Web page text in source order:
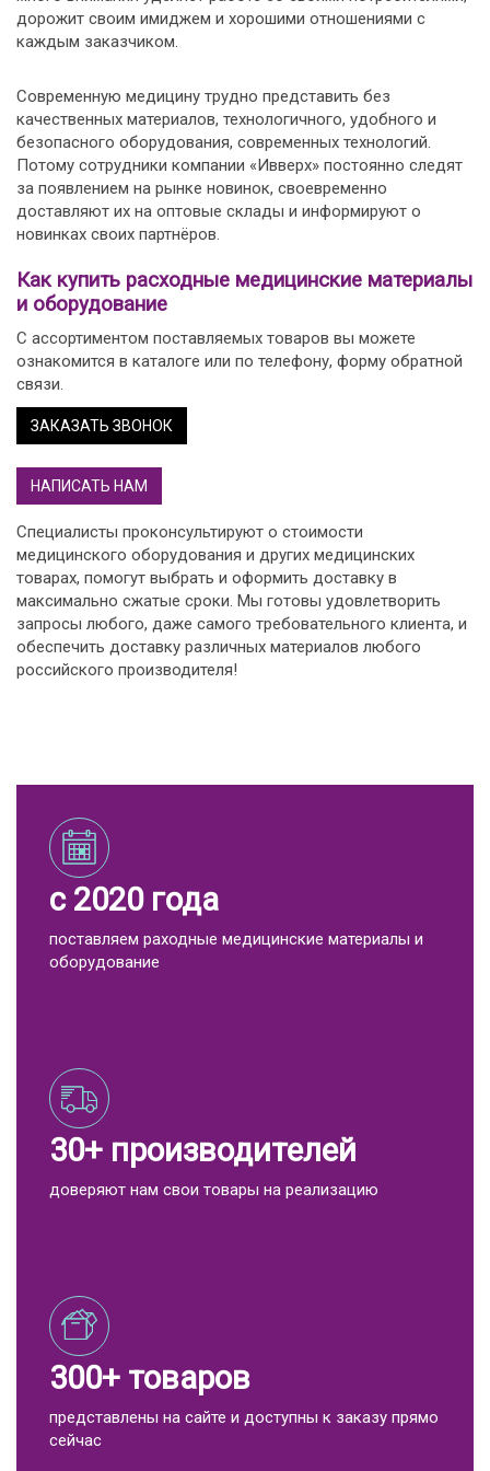
дорожит своим имиджем и хорошими отношениями с
каждым заказчиком.
Современную медицину трудно представить без
качественных материалов, технологичного, удобного и
безопасного оборудования, современных технологий.
Потому сотрудники компании «Ивверх» постоянно следят
за появлением на рынке новинок, своевременно
доставляют их на оптовые склады и информируют о
новинках своих партнёров.
Как купить расходные медицинские материалы
и оборудование
С ассортиментом поставляемых товаров вы можете
ознакомится в каталоге или по телефону, форму обратной
связи.
ЗАКАЗАТЬ ЗВОНОК
НАПИСАТЬ НАМ
Специалисты проконсультируют о стоимости
медицинского оборудования и других медицинских
товарах, помогут выбрать и оформить доставку в
максимально сжатые сроки. Мы готовы удовлетворить
запросы любого, даже самого требовательного клиента, и
обеспечить доставку различных материалов любого
российского производителя!
с 2020 года
поставляем раходные медицинские материалы и
оборудование
30+ производителей
доверяют нам свои товары на реализацию
300+ товаров
представлены на сайте и доступны к заказу прямо
сейчас